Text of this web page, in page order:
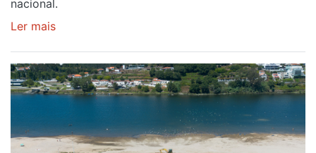
Volta
nacional.
Ler mais
gratuitos
para
observar
eclipse
solar